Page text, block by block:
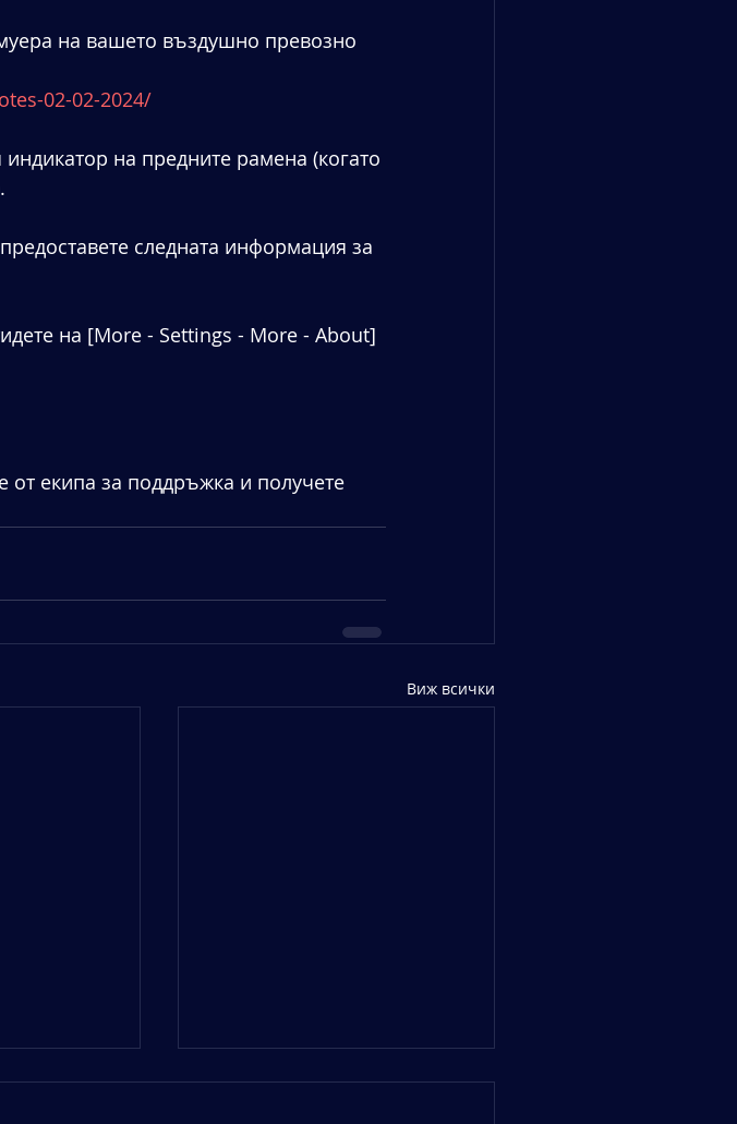
на вашето въздушно превозно
02-02-2024/
на предните рамена (когато
следната информация за
на [More - Settings - More - About]
от екипа за поддръжка и получете
Виж всички